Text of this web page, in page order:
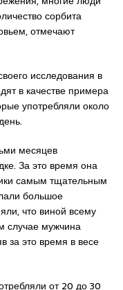
сорбита
отмечают
исследования в
в качестве примера
употребляли около
месяцев
За это время она
самым тщательным
большое
что виной всему
случае мужчина
за это время в весе
от 20 до 30